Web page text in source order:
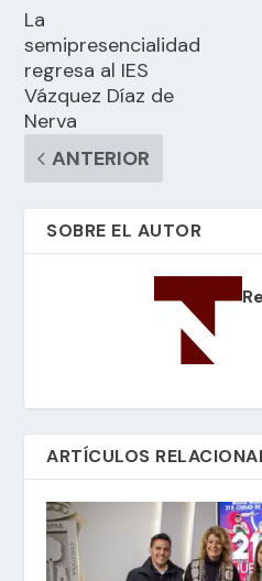
La
semipresencialidad
regresa al IES
Vázquez Díaz de
Nerva
ANTERIOR
SOBRE EL AUTOR
ARTÍCULOS